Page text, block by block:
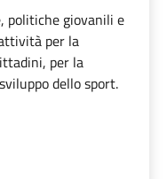
politiche giovanili e
per la
per la
dello sport.